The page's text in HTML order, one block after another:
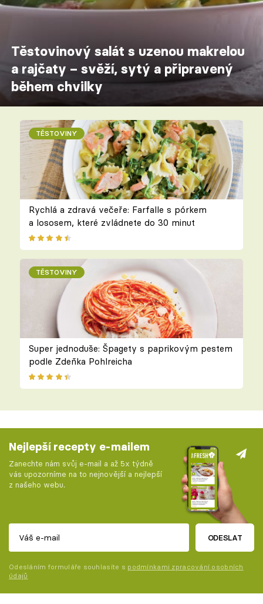
Těstovinový salát s uzenou makrelou
a rajčaty – svěží, sytý a připravený
během chvilky
TĚSTOVINY
Rychlá a zdravá večeře: Farfalle s pórkem
a lososem, které zvládnete do 30 minut
TĚSTOVINY
Super jednoduše: Špagety s paprikovým pestem
podle Zdeňka Pohlreicha
Nejlepší recepty e-mailem
Zanechte nám svůj e-mail a až 5x týdně
vás upozorníme na to nejnovější a nejlepší
z našeho webu.
ODESLAT
Odesláním formuláře souhlasíte s podmínkami zpracování osobních
údajů